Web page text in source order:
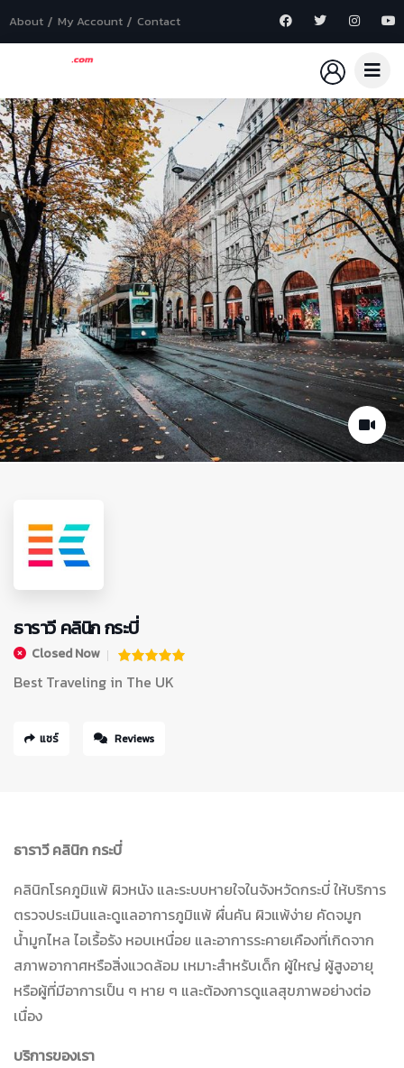
About My Account Contact
ธาราวี คลินิก กระบี่
Closed Now
Best Traveling in The UK
แชร์ Reviews
ธาราวี คลินิก กระบี่
คลินิกโรคภูมิแพ้ ผิวหนัง และระบบหายใจในจังหวัดกระบี่ ให้บริการ
ตรวจประเมินและดูแลอาการภูมิแพ้ ผื่นคัน ผิวแพ้ง่าย คัดจมูก
น้ำมูกไหล ไอเรื้อรัง หอบเหนื่อย และอาการระคายเคืองที่เกิดจาก
สภาพอากาศหรือสิ่งแวดล้อม เหมาะสำหรับเด็ก ผู้ใหญ่ ผู้สูงอายุ
หรือผู้ที่มีอาการเป็น ๆ หาย ๆ และต้องการดูแลสุขภาพอย่างต่อ
เนื่อง
บริการของเรา